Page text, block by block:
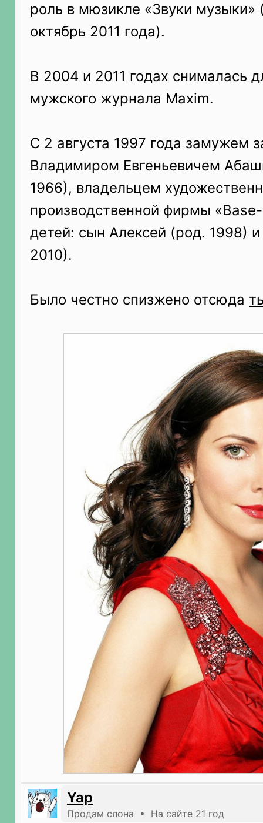
роль в мюзикле «Звуки
октябрь 2011 года).
В 2004 и 2011 годах снималась
мужского журнала Maxim.
С 2 августа 1997 года замужем
Владимиром Евгеньевичем
1966), владельцем
производственной фирмы
детей: сын Алексей (род. 1998)
2010).
Было честно спизжено отсюда
Yap
Продам слона • На сайте 21 год